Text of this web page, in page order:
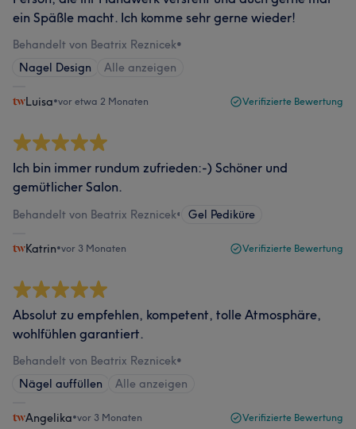
ein Späßle macht. Ich komme sehr gerne wieder!
Behandelt von Beatrix Reznicek•
Nagel Design
Alle anzeigen
Luisa•vor etwa 2 Monaten Verifizierte Bewertung
Ich bin immer rundum zufrieden:-) Schöner und
gemütlicher Salon.
Behandelt von Beatrix Reznicek• Gel Pediküre
Katrin•vor 3 Monaten Verifizierte Bewertung
Absolut zu empfehlen, kompetent, tolle Atmosphäre,
wohlfühlen garantiert.
Behandelt von Beatrix Reznicek•
Nägel auffüllen
Alle anzeigen
Angelika•vor 3 Monaten Verifizierte Bewertung